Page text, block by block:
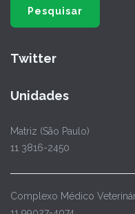
Twitter
Unidades
Matriz (São Paulo)
11 3816-2450
Complexo Médico